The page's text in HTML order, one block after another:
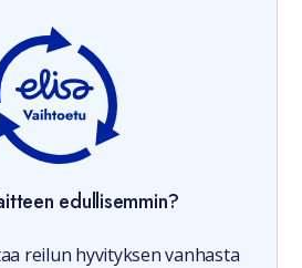
edullisemmin?
reilun hyvityksen vanhasta